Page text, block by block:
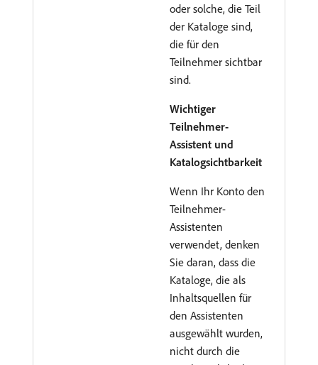
oder solche, die Teil
der Kataloge sind,
die für den
Teilnehmer sichtbar
sind.
Wichtiger
Teilnehmer-
Assistent und
Katalogsichtbarkeit
Wenn Ihr Konto den
Teilnehmer-
Assistenten
verwendet, denken
Sie daran, dass die
Kataloge, die als
Inhaltsquellen für
den Assistenten
ausgewählt wurden,
nicht durch die